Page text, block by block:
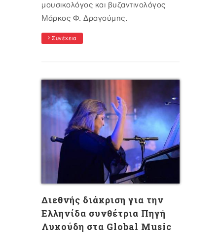
μουσικολόγος και βυζαντινολόγος
Μάρκος Φ. Δραγούμης.
Συνέχεια
Διεθνής διάκριση για την
Ελληνίδα συνθέτρια Πηγή
Λυκούδη στα Global Music